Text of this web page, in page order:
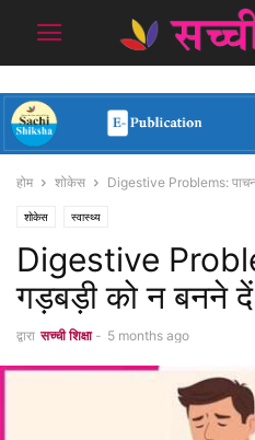
होम शोकेस Digestive Problems:
शोकेस स्वास्थ्य
Digestive
गड़बड़ी को न बनने
द्वारा सच्ची शिक्षा - 5 months ago